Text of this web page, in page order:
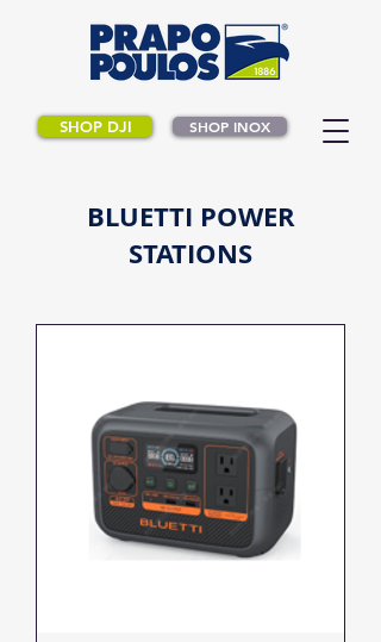
SHOP DJI SHOP INOX
BLUETTI POWER
STATIONS